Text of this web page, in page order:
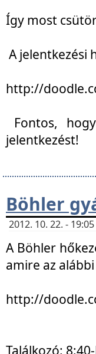
Így most
A jelentkezési
http://
Fontos,
jelentkezést!
Böhler
2012. 10. 22. -
A Böhler
amire az
http://
Találkozó: